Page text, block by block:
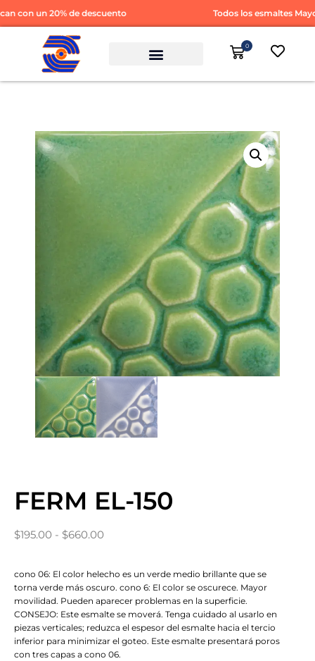
con un 20% de descuento Todos los esmaltes
0
FERM EL-150
$195.00 - $660.00
cono 06: El color helecho es un verde medio brillante que se
torna verde más oscuro. cono 6: El color se oscurece. Mayor
movilidad. Pueden aparecer problemas en la superficie.
CONSEJO: Este esmalte se moverá. Tenga cuidado al usarlo en
piezas verticales; reduzca el espesor del esmalte hacia el tercio
inferior para minimizar el goteo. Este esmalte presentará poros
con tres capas a cono 06.